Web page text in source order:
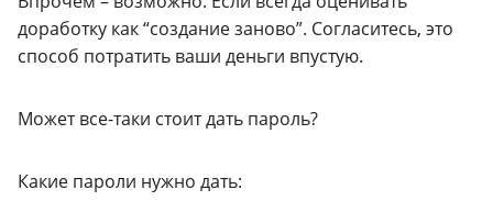
доработку как “создание заново”. Согласитесь, это
способ потратить ваши деньги впустую.
Может все-таки стоит дать пароль?
Какие пароли нужно дать: